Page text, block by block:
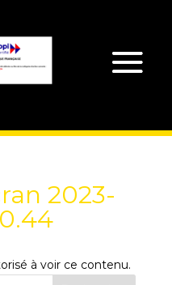
2023-
à voir ce contenu.